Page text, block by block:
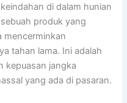
di dalam hunian
produk yang
mencerminkan
tahan lama. Ini adalah
kepuasan jangka
yang ada di pasaran.